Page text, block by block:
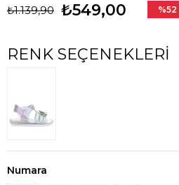
₺1.139,90 ₺549,00 %52
RENK SEÇENEKLERI
Numara